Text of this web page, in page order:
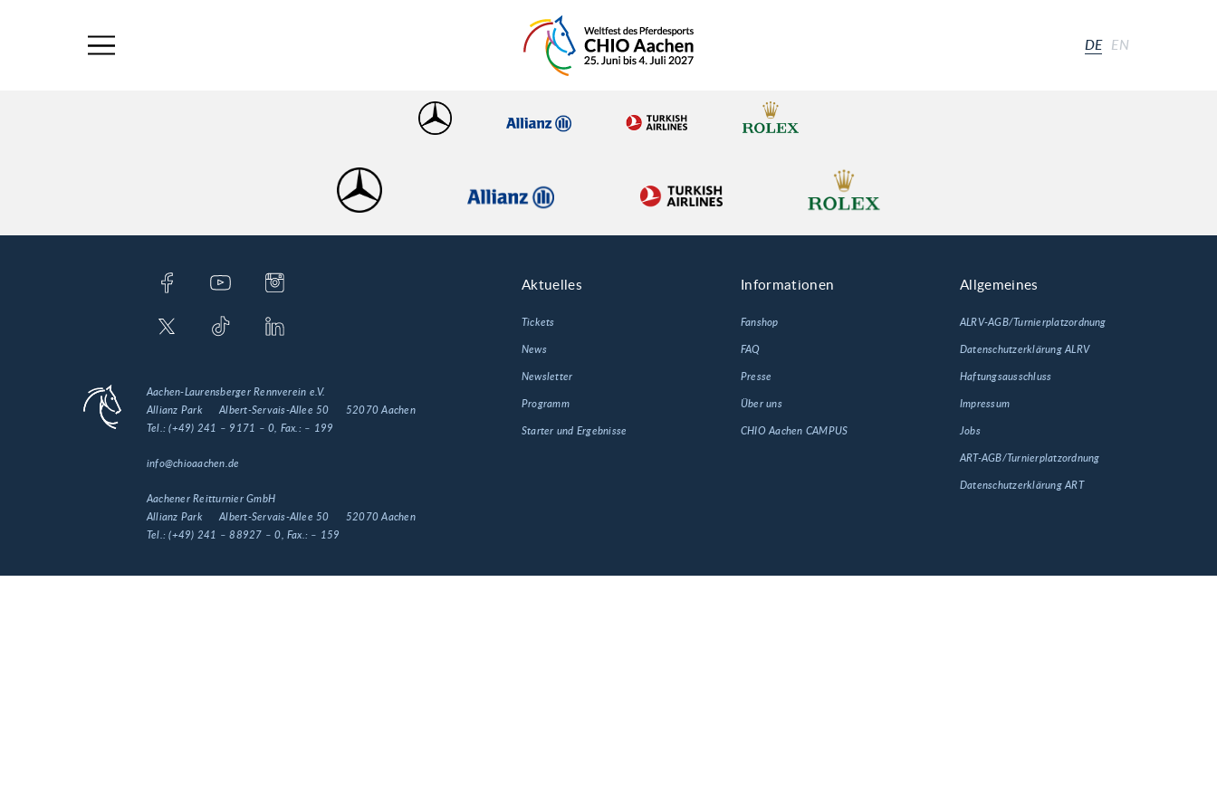
DE EN
Aktuelles
Tickets
News
Newsletter
Programm
Starter und Ergebnisse
Informationen
Fanshop
FAQ
Presse
Über uns
CHIO Aachen CAMPUS
Allgemeines
ALRV-AGB/Turnierplatzordnung
Datenschutzerklärung ALRV
Haftungsausschluss
Impressum
Jobs
ART-AGB/Turnierplatzordnung
Datenschutzerklärung ART
Aachen-Laurensberger Rennverein e.V.
Allianz Park
Albert-Servais-Allee 50
52070 Aachen
Tel.:(+49) 241 – 9171 – 0 , Fax.: – 199
info@chioaachen.de
Aachener Reitturnier GmbH
Allianz Park
Albert-Servais-Allee 50
52070 Aachen
Tel.:(+49) 241 – 88927 – 0 , Fax.: – 159